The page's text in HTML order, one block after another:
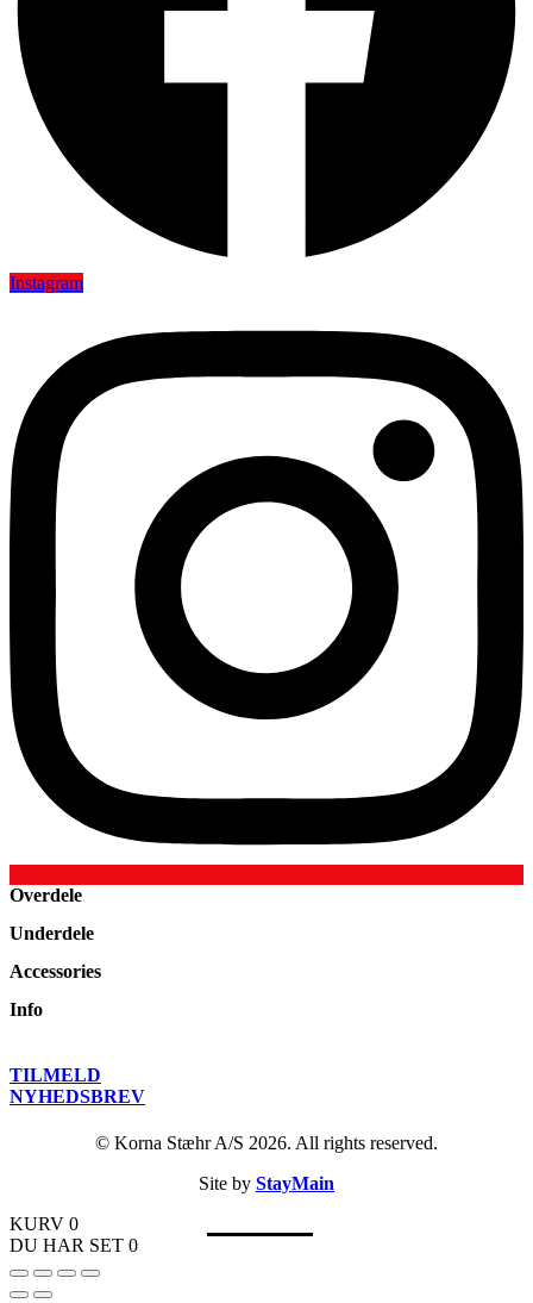
Instagram
Overdele
Bluser & Toppe
Kjoler
Poloer
Skjorter
T-Shirts
Veste
Underdele
Shorts
Accessories
Tørklæder
Trusser
Info
Kundeklub
Om os
Handelsbetingelser
TILMELD
NYHEDSBREV
© Korna Stæhr A/S 2026. All rights reserved.
Site by StayMain
KURV 0
DU HAR SET 0